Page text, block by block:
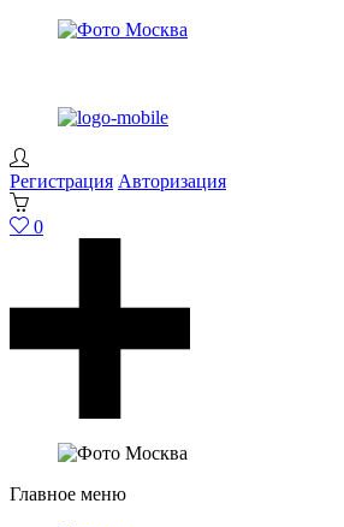
Регистрация Авторизация
0
Главное меню